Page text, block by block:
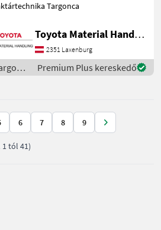
Targonca
Toyota Material Handling Austria GmbH
2351 Laxenburg
Premium Plus kereskedő
6 7 8 9
1 tól 41)